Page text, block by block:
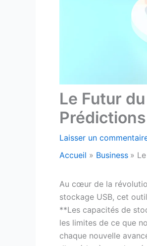
Le Futur
Prédictions
Laisser un
Accueil
Business
Au cœur de la
stockage USB, cet
**Les capacités de
les limites de ce que
chaque nouvelle